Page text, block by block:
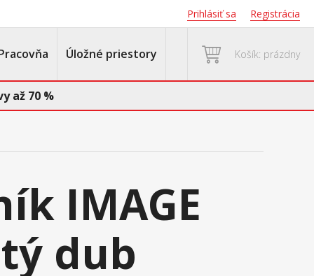
Prihlásiť sa Registrácia
Úložné priestory Košík: prázdny
až 70 %
IMAGE
dub